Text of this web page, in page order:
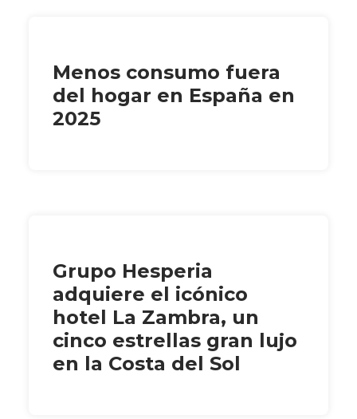
Menos consumo fuera
del hogar en España en
2025
Grupo Hesperia
adquiere el icónico
hotel La Zambra, un
cinco estrellas gran lujo
en la Costa del Sol